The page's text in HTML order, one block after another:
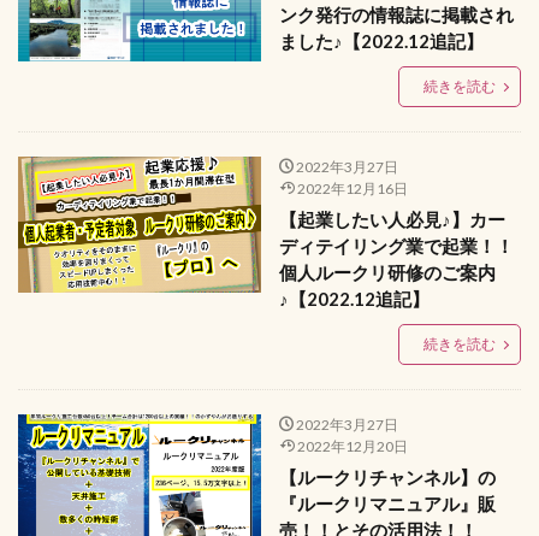
ンク発行の情報誌に掲載され
ました♪【2022.12追記】
続きを読む
2022年3月27日
2022年12月16日
【起業したい人必見♪】カー
ディテイリング業で起業！！
個人ルークリ研修のご案内
♪【2022.12追記】
続きを読む
2022年3月27日
2022年12月20日
【ルークリチャンネル】の
『ルークリマニュアル』販
売！！とその活用法！！